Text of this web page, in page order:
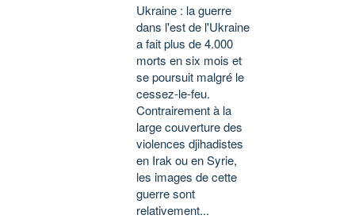
Ukraine : la guerre
dans l'est de l'Ukraine
a fait plus de 4.000
morts en six mois et
se poursuit malgré le
cessez-le-feu.
Contrairement à la
large couverture des
violences djihadistes
en Irak ou en Syrie,
les images de cette
guerre sont
relativement...